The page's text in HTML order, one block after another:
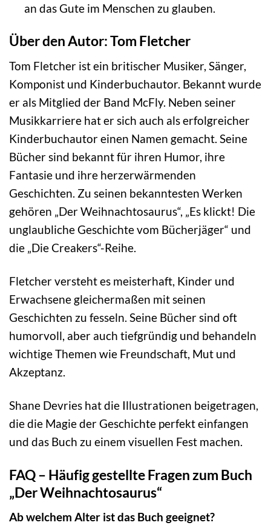
an das Gute im Menschen zu glauben.
Über den Autor: Tom Fletcher
Tom Fletcher ist ein britischer Musiker, Sänger,
Komponist und Kinderbuchautor. Bekannt wurde
er als Mitglied der Band McFly. Neben seiner
Musikkarriere hat er sich auch als erfolgreicher
Kinderbuchautor einen Namen gemacht. Seine
Bücher sind bekannt für ihren Humor, ihre
Fantasie und ihre herzerwärmenden
Geschichten. Zu seinen bekanntesten Werken
gehören „Der Weihnachtosaurus“, „Es klickt! Die
unglaubliche Geschichte vom Bücherjäger“ und
die „Die Creakers“-Reihe.
Fletcher versteht es meisterhaft, Kinder und
Erwachsene gleichermaßen mit seinen
Geschichten zu fesseln. Seine Bücher sind oft
humorvoll, aber auch tiefgründig und behandeln
wichtige Themen wie Freundschaft, Mut und
Akzeptanz.
Shane Devries hat die Illustrationen beigetragen,
die die Magie der Geschichte perfekt einfangen
und das Buch zu einem visuellen Fest machen.
FAQ – Häufig gestellte Fragen zum Buch
„Der Weihnachtosaurus“
Ab welchem Alter ist das Buch geeignet?